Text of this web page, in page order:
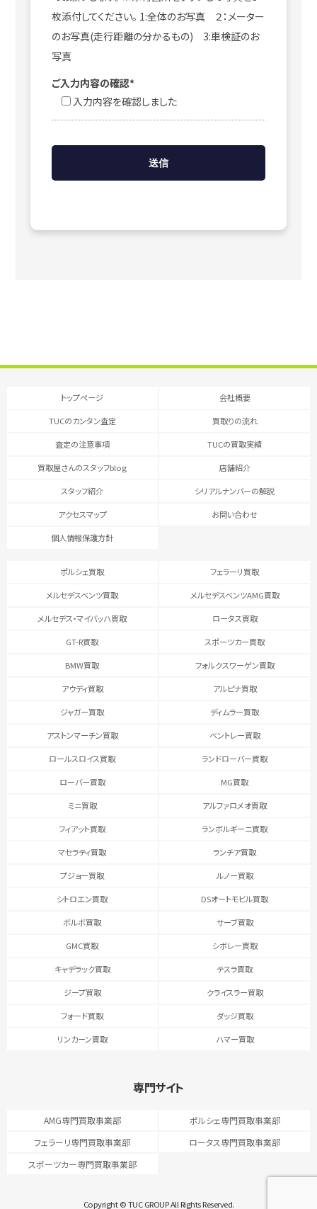
枚添付してください。 1:全体のお写真 ２：メーター
のお写真(走行距離の分かるもの) 3:車検証のお
写真
ご入力内容の確認*
入力内容を確認しました
トップページ 会社概要
TUCのカンタン査定 買取りの流れ
査定の注意事項 TUCの買取実績
買取屋さんのスタッフblog 店舗紹介
スタッフ紹介 シリアルナンバーの解説
アクセスマップ お問い合わせ
個人情報保護方針
ポルシェ買取 フェラーリ買取
メルセデスベンツ買取 メルセデスベンツAMG買取
メルセデス・マイバッハ買取 ロータス買取
GT-R買取 スポーツカー買取
BMW買取 フォルクスワーゲン買取
アウディ買取 アルピナ買取
ジャガー買取 ディムラー買取
アストンマーチン買取 ベントレー買取
ロールスロイス買取 ランドローバー買取
ローバー買取 MG買取
ミニ買取 アルファロメオ買取
フィアット買取 ランボルギーニ買取
マセラティ買取 ランチア買取
プジョー買取 ルノー買取
シトロエン買取 DSオートモビル買取
ボルボ買取 サーブ買取
GMC買取 シボレー買取
キャデラック買取 テスラ買取
ジープ買取 クライスラー買取
フォード買取 ダッジ買取
リンカーン買取 ハマー買取
専門サイト
AMG専門買取事業部
ポルシェ専門買取事業部
フェラーリ専門買取事業部
ロータス専門買取事業部
スポーツカー専門買取事業部
Copyright © TUC GROUP All Rights Reserved.